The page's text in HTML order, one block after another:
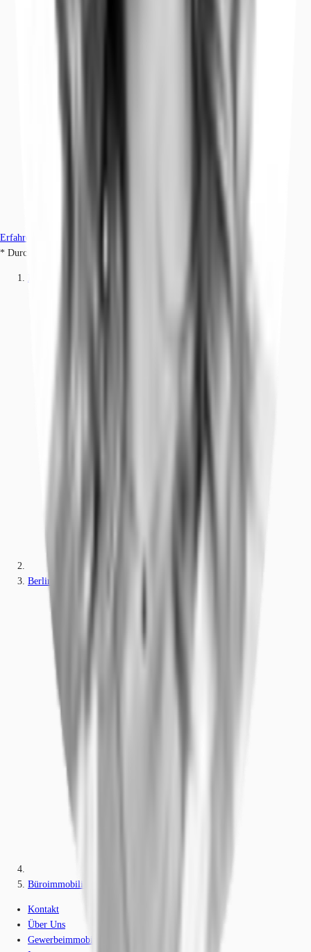
Erfahren Sie mehr
* Durchschnittspreis auf Grundlage historischer Transaktionen.
Berlin
Büroimmobilie - Berlin, Charlottenburg - B0611
Kontakt
Über Uns
Gewerbeimmobilien-Lexikon